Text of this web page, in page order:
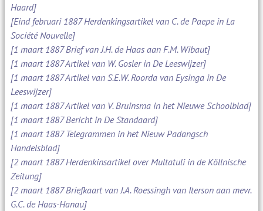
Haard]
[Eind februari 1887 Herdenkingsartikel van C. de Paepe in La
Société Nouvelle]
[1 maart 1887 Brief van J.H. de Haas aan F.M. Wibaut]
[1 maart 1887 Artikel van W. Gosler in De Leeswijzer]
[1 maart 1887 Artikel van S.E.W. Roorda van Eysinga in De
Leeswijzer]
[1 maart 1887 Artikel van V. Bruinsma in het Nieuwe Schoolblad]
[1 maart 1887 Bericht in De Standaard]
[1 maart 1887 Telegrammen in het Nieuw Padangsch
Handelsblad]
[2 maart 1887 Herdenkinsartikel over Multatuli in de Köllnische
Zeitung]
[2 maart 1887 Briefkaart van J.A. Roessingh van Iterson aan mevr.
G.C. de Haas-Hanau]